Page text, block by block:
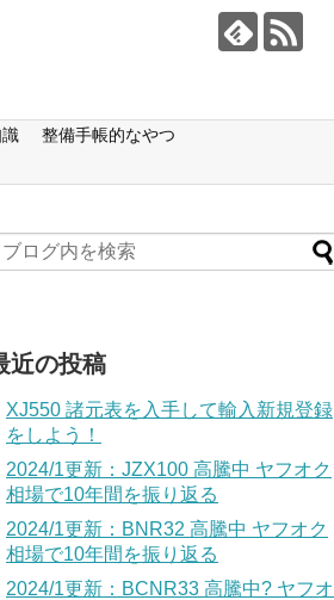
整備手帳的なやつ
近の投稿
XJ550 諸元表を入手して輸入新規登録
をしよう！
2024/1更新：JZX100 高騰中 ヤフオク
相場で10年間を振り返る
2024/1更新：BNR32 高騰中 ヤフオク
相場で10年間を振り返る
2024/1更新：BCNR33 高騰中? ヤフオ